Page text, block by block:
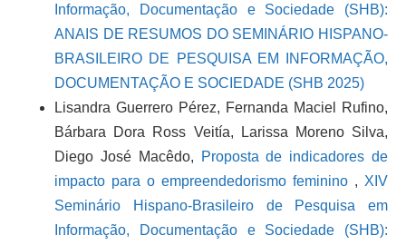
Informação, Documentação e Sociedade (SHB):
ANAIS DE RESUMOS DO SEMINÁRIO HISPANO-
BRASILEIRO DE PESQUISA EM INFORMAÇÃO,
DOCUMENTAÇÃO E SOCIEDADE (SHB 2025)
Lisandra Guerrero Pérez, Fernanda Maciel Rufino,
Bárbara Dora Ross Veitía, Larissa Moreno Silva,
Diego José Macêdo,
Proposta de indicadores de
impacto para o empreendedorismo feminino , XIV
Seminário Hispano-Brasileiro de Pesquisa em
Informação, Documentação e Sociedade (SHB):